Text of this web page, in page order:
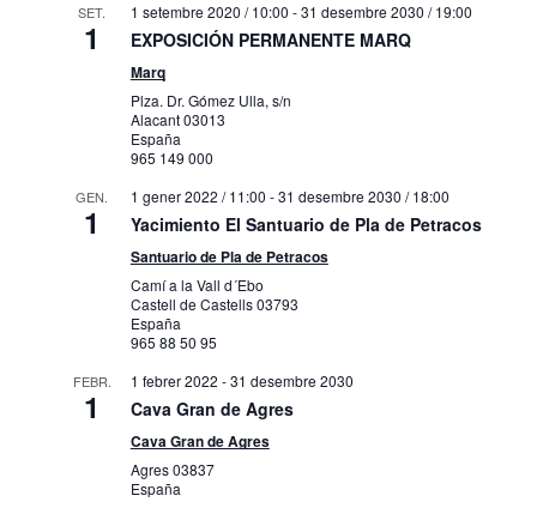
SET.
1
1 setembre 2020 / 10:00 -31 desembre 2030 / 19:00
EXPOSICIÓN PERMANENTE MARQ
Marq
Plza. Dr. Gómez Ulla, s/n
Alacant03013
España
965 149 000
GEN.
1
1 gener 2022 / 11:00 -31 desembre 2030 / 18:00
Yacimiento El Santuario de Pla de Petracos
Santuario de Pla de Petracos
Camí a la Vall d´Ebo
Castell de Castells03793
España
965 88 50 95
FEBR.
1
1 febrer 2022 -31 desembre 2030
Cava Gran de Agres
Cava Gran de Agres
Agres03837
España